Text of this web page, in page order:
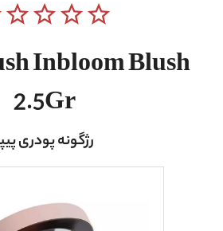
star_borderstar_borderstar_borderstar_border
Inbloom Blush
2.5Gr
رژگونه پودری